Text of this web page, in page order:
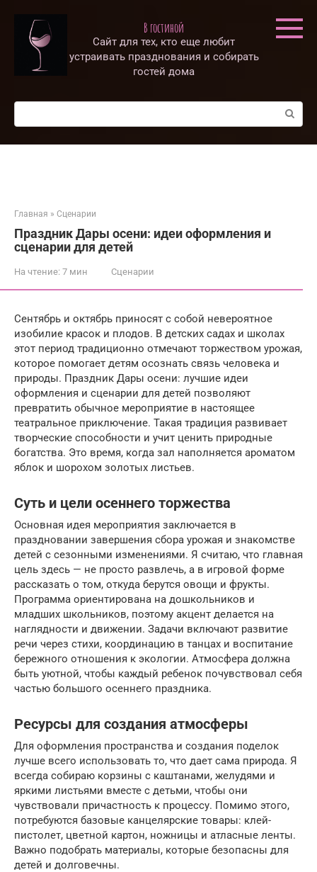
контенту
В гостиной
Сайт для тех, кто еще любит
устраивать празднования и собирать
гостей дома
Поиск:
Главная » Сценарии
Праздник Дары осени: идеи оформления и
сценарии для детей
На чтение: 7 мин Сценарии
Сентябрь и октябрь приносят с собой невероятное
изобилие красок и плодов. В детских садах и школах
этот период традиционно отмечают торжеством урожая,
которое помогает детям осознать связь человека и
природы. Праздник Дары осени: лучшие идеи
оформления и сценарии для детей позволяют
превратить обычное мероприятие в настоящее
театральное приключение. Такая традиция развивает
творческие способности и учит ценить природные
богатства. Это время, когда зал наполняется ароматом
яблок и шорохом золотых листьев.
Суть и цели осеннего торжества
Основная идея мероприятия заключается в
праздновании завершения сбора урожая и знакомстве
детей с сезонными изменениями. Я считаю, что главная
цель здесь — не просто развлечь, а в игровой форме
рассказать о том, откуда берутся овощи и фрукты.
Программа ориентирована на дошкольников и
младших школьников, поэтому акцент делается на
наглядности и движении. Задачи включают развитие
речи через стихи, координацию в танцах и воспитание
бережного отношения к экологии. Атмосфера должна
быть уютной, чтобы каждый ребенок почувствовал себя
частью большого осеннего праздника.
Ресурсы для создания атмосферы
Для оформления пространства и создания поделок
лучше всего использовать то, что дает сама природа. Я
всегда собираю корзины с каштанами, желудями и
яркими листьями вместе с детьми, чтобы они
чувствовали причастность к процессу. Помимо этого,
потребуются базовые канцелярские товары: клей-
пистолет, цветной картон, ножницы и атласные ленты.
Важно подобрать материалы, которые безопасны для
детей и долговечны.